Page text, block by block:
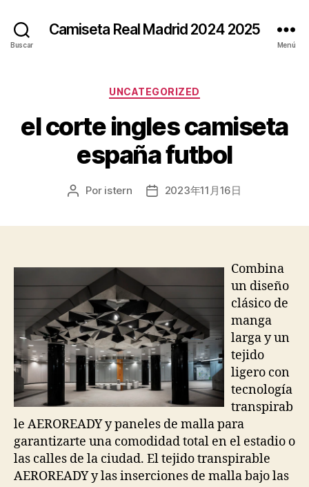
Buscar
Camiseta Real Madrid 2024 2025
Menú
Categorías
UNCATEGORIZED
el corte ingles camiseta
españa futbol
Autor
Por istern
Fecha2023年11月16日
Combina
un diseño
clásico de
manga
larga y un
tejido
ligero con
tecnología
transpirab
le AEROREADY y paneles de malla para
garantizarte una comodidad total en el estadio o
las calles de la ciudad. El tejido transpirable
AEROREADY y las inserciones de malla bajo las